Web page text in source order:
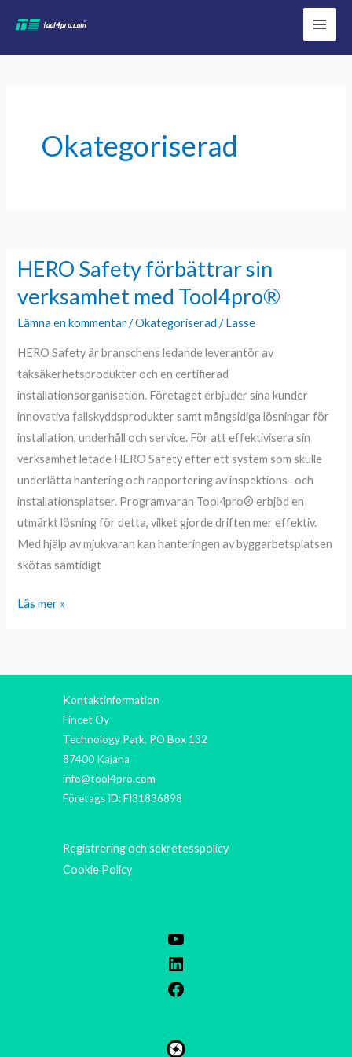
innehåll
Okategoriserad
HERO Safety förbättrar sin
verksamhet med Tool4pro®
Lämna en kommentar /Okategoriserad /Lasse
HERO Safety är branschens ledande leverantör av
taksäkerhetsprodukter och en certifierad
installationsorganisation. Företaget erbjuder sina kunder
innovativa fallskyddsprodukter samt mångsidiga lösningar för
installation, underhåll och service. För att effektivisera sin
verksamhet letade HERO Safety efter ett system som skulle
underlätta hantering och rapportering av inspektions- och
installationsplatser. Programvaran Tool4pro® erbjöd en
utmärkt lösning för detta, vilket gjorde driften mer effektiv.
Med hjälp av mjukvaran kan hanteringen av byggarbetsplatsen
skötas samtidigt
HERO
Safety
förbättrar
sin
verksamhet
med
Tool4pro®
Läs mer »
Kontaktinformation
Fincet Oy
Technology Park, PO Box 132
87400 Kajana
info@tool4pro.com
Företags ID: FI31836898
Registrering och sekretesspolicy
Cookie Policy